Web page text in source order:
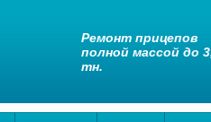
Ремонт прицепов
полной массой до
тн.